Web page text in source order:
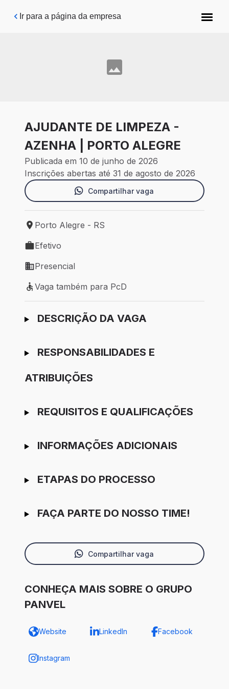
Pular para o conteúdo principal
Ir para a página da empresa
AJUDANTE DE LIMPEZA -
AZENHA | PORTO ALEGRE
Publicada em 10 de junho de 2026
Inscrições abertas até 31 de agosto de 2026
Compartilhar vaga
Local de trabalho: Porto Alegre - RS
Porto Alegre - RS
Tipo de vaga: Efetivo
Efetivo
Modelo de trabalho: Presencial
Presencial
Vaga também para PcD
Vaga também para PcD
Ir para candidatura
DESCRIÇÃO DA VAGA
RESPONSABILIDADES E
ATRIBUIÇÕES
REQUISITOS E QUALIFICAÇÕES
INFORMAÇÕES ADICIONAIS
ETAPAS DO PROCESSO
FAÇA PARTE DO NOSSO TIME!
Compartilhar vaga
CONHEÇA MAIS SOBRE O GRUPO
PANVEL
Website LinkedIn Facebook
Instagram